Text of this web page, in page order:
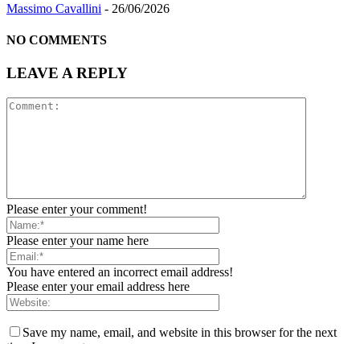
Massimo Cavallini - 26/06/2026
NO COMMENTS
LEAVE A REPLY
Please enter your comment!
Please enter your name here
You have entered an incorrect email address!
Please enter your email address here
Save my name, email, and website in this browser for the next